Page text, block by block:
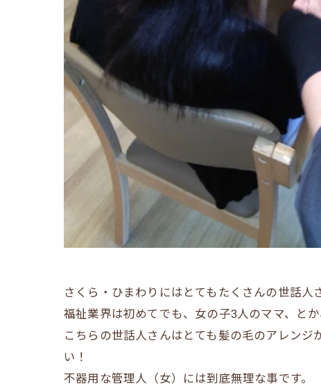
さくら・ひまわりにはとてもたくさんの世話人
福祉業界は初めてでも、女の子3人のママ、と
こちらの世話人さんはとても髪の毛のアレン
い！
不器用な管理人（女）には到底無理な事です。